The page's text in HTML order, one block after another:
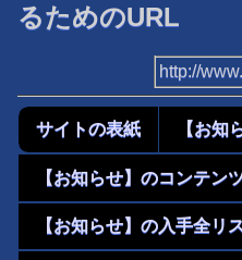
るためのURL
http://
サイトの表紙 【お知
【お知らせ】のコンテン
【お知らせ】の入手全リ